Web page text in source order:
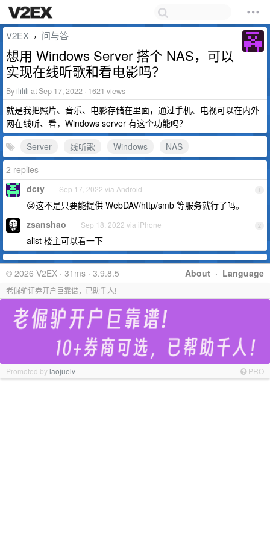
V2EX › 问与答
想用 Windows Server 搭个 NAS，可以
实现在线听歌和看电影吗？
Byililili at Sep 17, 2022 · 1621 views
就是我把照片、音乐、电影存储在里面，通过手机、电视可以在内外
网在线听、看，Windows server 有这个功能吗？
Server
线听歌 Windows
NAS
2 replies
1
dcty Sep 17, 2022 via Android
😜这不是只要能提供 WebDAV/http/smb 等服务就行了吗。
2
zsanshao Sep 18, 2022 via iPhone
alist 楼主可以看一下
About · Language
© 2026 V2EX · 31ms · 3.9.8.5
老倔驴证券开户巨靠谱，已助千人!
Promoted bylaojuelv PRO